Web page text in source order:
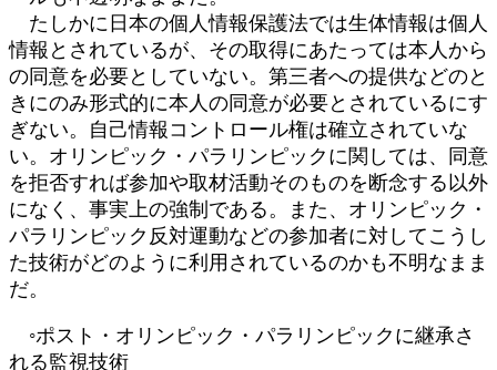
たしかに日本の個人情報保護法では生体情報は個人
情報とされているが、その取得にあたっては本人から
の同意を必要としていない。第三者への提供などのと
きにのみ形式的に本人の同意が必要とされているにす
ぎない。自己情報コントロール権は確立されていな
い。オリンピック・パラリンピックに関しては、同意
を拒否すれば参加や取材活動そのものを断念する以外
になく、事実上の強制である。また、オリンピック・
パラリンピック反対運動などの参加者に対してこうし
た技術がどのように利用されているのかも不明なまま
だ。
◦ポスト・オリンピック・パラリンピックに継承さ
れる監視技術